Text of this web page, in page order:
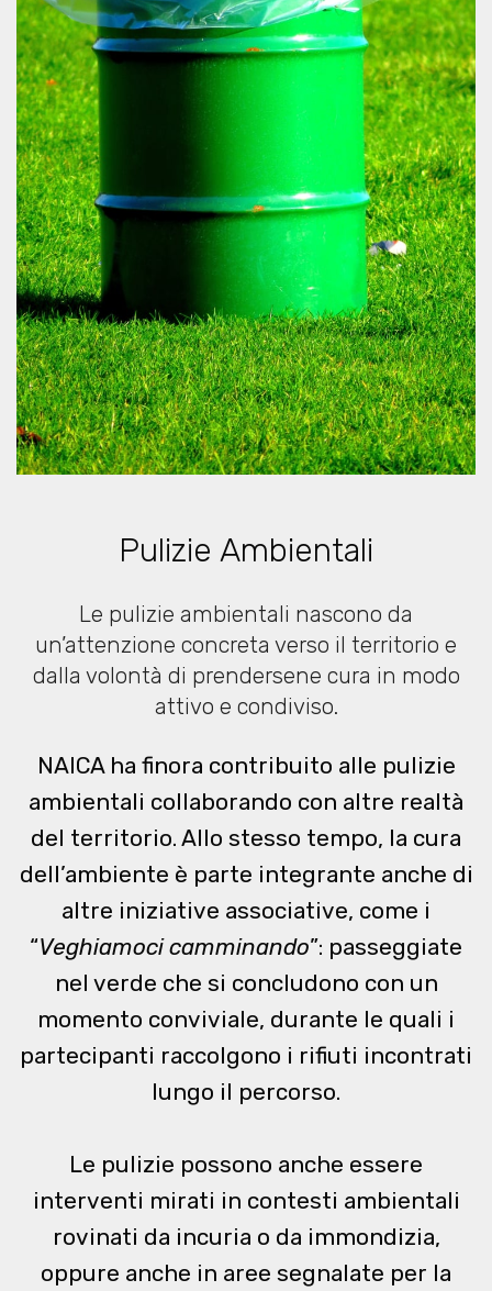
Pulizie Ambientali
Le pulizie ambientali nascono da
un’attenzione concreta verso il territorio e
dalla volontà di prendersene cura in modo
attivo e condiviso.
NAICA ha finora contribuito alle pulizie
ambientali collaborando con altre realtà
del territorio. Allo stesso tempo, la cura
dell’ambiente è parte integrante anche di
altre iniziative associative, come i
“Veghiamoci camminando”: passeggiate
nel verde che si concludono con un
momento conviviale, durante le quali i
partecipanti raccolgono i rifiuti incontrati
lungo il percorso.
Le pulizie possono anche essere
interventi mirati in contesti ambientali
rovinati da incuria o da immondizia,
oppure anche in aree segnalate per la